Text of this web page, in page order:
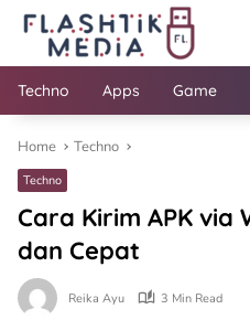
Skip
content
Techno Apps Game
Home Techno
Techno
Cara Kirim APK via
dan Cepat
Reika Ayu 3 Min Read